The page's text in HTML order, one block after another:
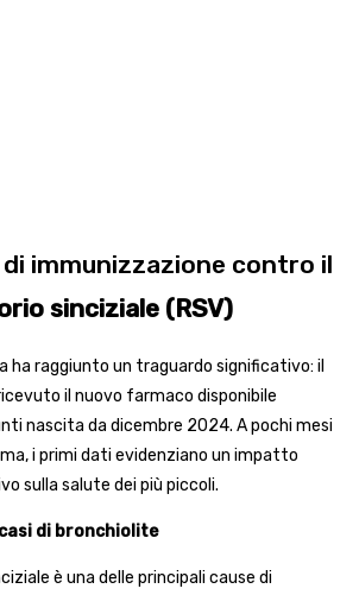
immunizzazione contro il
sinciziale (RSV)
ha raggiunto un traguardo significativo: il
il nuovo farmaco disponibile
nascita da dicembre 2024. A pochi mesi
i primi dati evidenziano un impatto
sulla salute dei più piccoli.
di bronchiolite
è una delle principali cause di